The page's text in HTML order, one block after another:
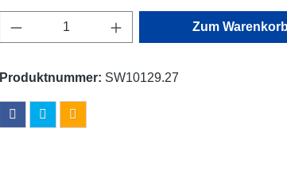
Produkt Anzahl: Gib den
Zum
Produktnummer: SW10129.27